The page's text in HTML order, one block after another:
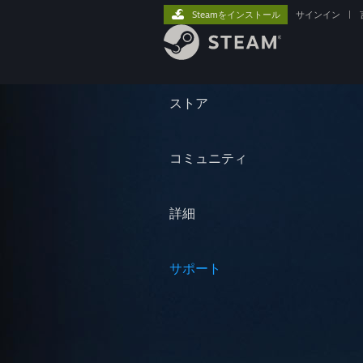
ストア
コミュニティ
詳細
サポート
Steamをインストール サインイン